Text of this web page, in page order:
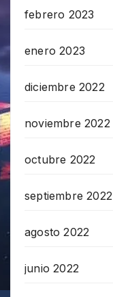
febrero 2023
enero 2023
diciembre 2022
noviembre 2022
octubre 2022
septiembre 2022
agosto 2022
junio 2022